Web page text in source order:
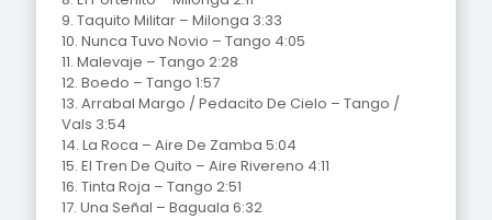
9. Taquito Militar – Milonga 3:33
10. Nunca Tuvo Novio – Tango 4:05
11. Malevaje – Tango 2:28
12. Boedo – Tango 1:57
13. Arrabal Margo / Pedacito De Cielo – Tango /
Vals 3:54
14. La Roca – Aire De Zamba 5:04
15. El Tren De Quito – Aire Rivereno 4:11
16. Tinta Roja – Tango 2:51
17. Una Señal – Baguala 6:32